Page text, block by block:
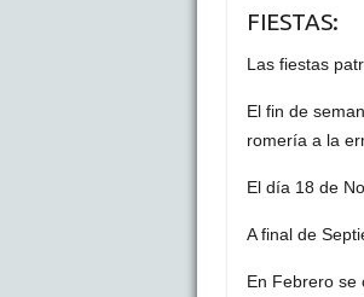
FIESTAS:
Las fiestas
El fin de
romería a la
El día 18 de
A final de
En Febrero se